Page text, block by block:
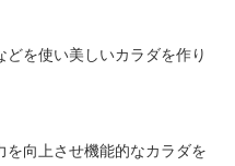
を使い美しいカラダを作り
向上させ機能的なカラダを